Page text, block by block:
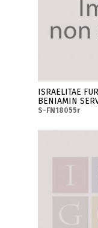
ISRAELITAE
BENIAMIN
S-FN18055r